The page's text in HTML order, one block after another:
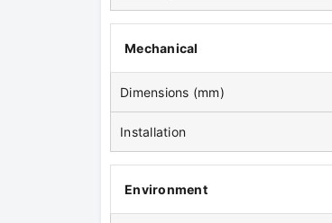
Mechanical
Dimensions (mm)
Installation
Environment